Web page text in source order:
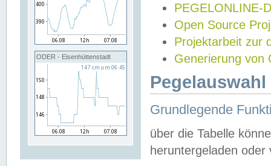
ODER - Eisenhüttenstadt
PEGELONLINE-
Open Source
Projektarbeit zur
Generierung von
Grundlegende
über die Tabelle
heruntergeladen oder